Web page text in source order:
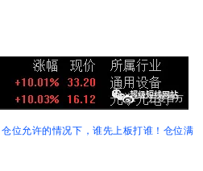
位允许的情况下，谁先上板打谁！仓位满